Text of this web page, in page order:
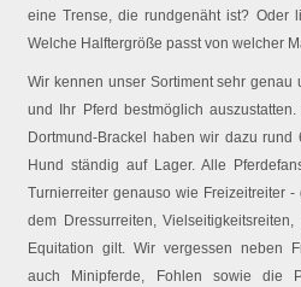
eine Trense, die rundgenäht ist? Oder
Welche Halftergröße passt von welcher
Wir kennen unser Sortiment sehr
und Ihr Pferd bestmöglich
Dortmund-Brackel haben wir dazu rund
Hund ständig auf Lager. Alle
Turnierreiter genauso wie Freizeitreiter
dem Dressurreiten,
Equitation gilt. Wir vergessen neben
auch Minipferde, Fohlen sowie die